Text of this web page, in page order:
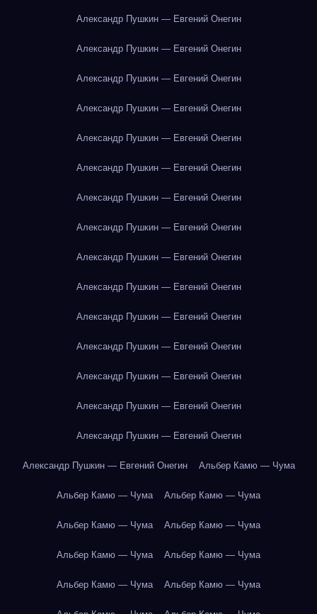
Александр Пушкин — Евгений Онегин
Александр Пушкин — Евгений Онегин
Александр Пушкин — Евгений Онегин
Александр Пушкин — Евгений Онегин
Александр Пушкин — Евгений Онегин
Александр Пушкин — Евгений Онегин
Александр Пушкин — Евгений Онегин
Александр Пушкин — Евгений Онегин
Александр Пушкин — Евгений Онегин
Александр Пушкин — Евгений Онегин
Александр Пушкин — Евгений Онегин
Александр Пушкин — Евгений Онегин
Александр Пушкин — Евгений Онегин
Александр Пушкин — Евгений Онегин
Александр Пушкин — Евгений Онегин
Александр Пушкин — Евгений Онегин Альбер Камю — Чума
Альбер Камю — Чума Альбер Камю — Чума
Альбер Камю — Чума Альбер Камю — Чума
Альбер Камю — Чума Альбер Камю — Чума
Альбер Камю — Чума Альбер Камю — Чума